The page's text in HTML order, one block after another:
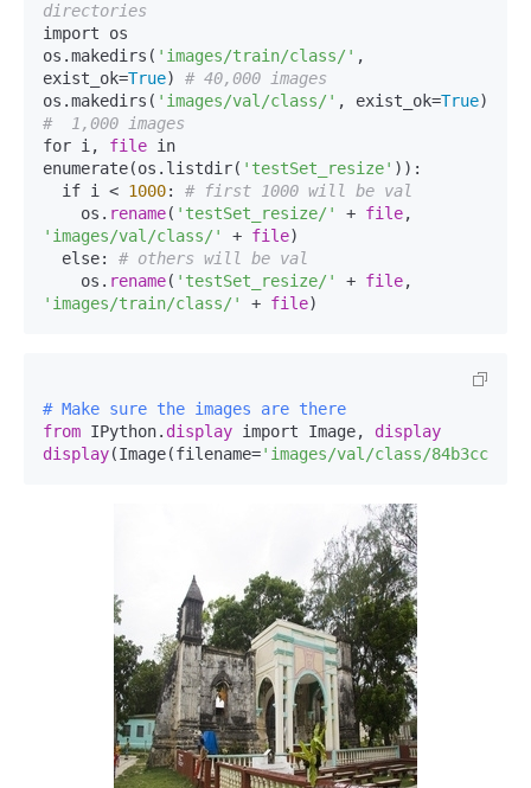
directories
import os
os.makedirs( 'images/train/class/' ,
exist_ok=True) # 40,000 images
os.makedirs( 'images/val/class/' , exist_ok=True
#  1,000 images
for i, file in
enumerate(os.listdir( 'testSet_resize' )):
  if i <
1000: # first 1000 will be val
    os.
rename( 'testSet_resize/' + file
'images/val/class/'
+ file)
  else:
# others will be val
    os.
rename( 'testSet_resize/' + file
'images/train/class/'
+ file
# Make sure the images are there
from IPython. display import Image, display
display(Image(filename='images/val/class/